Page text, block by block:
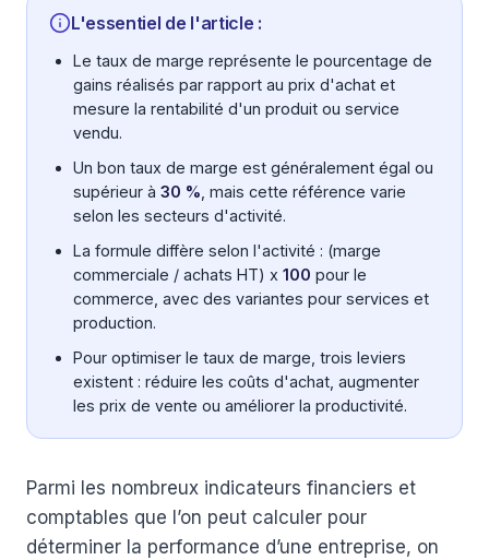
L'essentiel de l'article :
Le taux de marge représente le pourcentage de
gains réalisés par rapport au prix d'achat et
mesure la rentabilité d'un produit ou service
vendu.
Un bon taux de marge est généralement égal ou
supérieur à 30 % , mais cette référence varie
selon les secteurs d'activité.
La formule diffère selon l'activité : (marge
commerciale / achats HT) x 100 pour le
commerce, avec des variantes pour services et
production.
Pour optimiser le taux de marge, trois leviers
existent : réduire les coûts d'achat, augmenter
les prix de vente ou améliorer la productivité.
Parmi les nombreux indicateurs financiers et
comptables que l’on peut calculer pour
déterminer la performance d’une entreprise, on